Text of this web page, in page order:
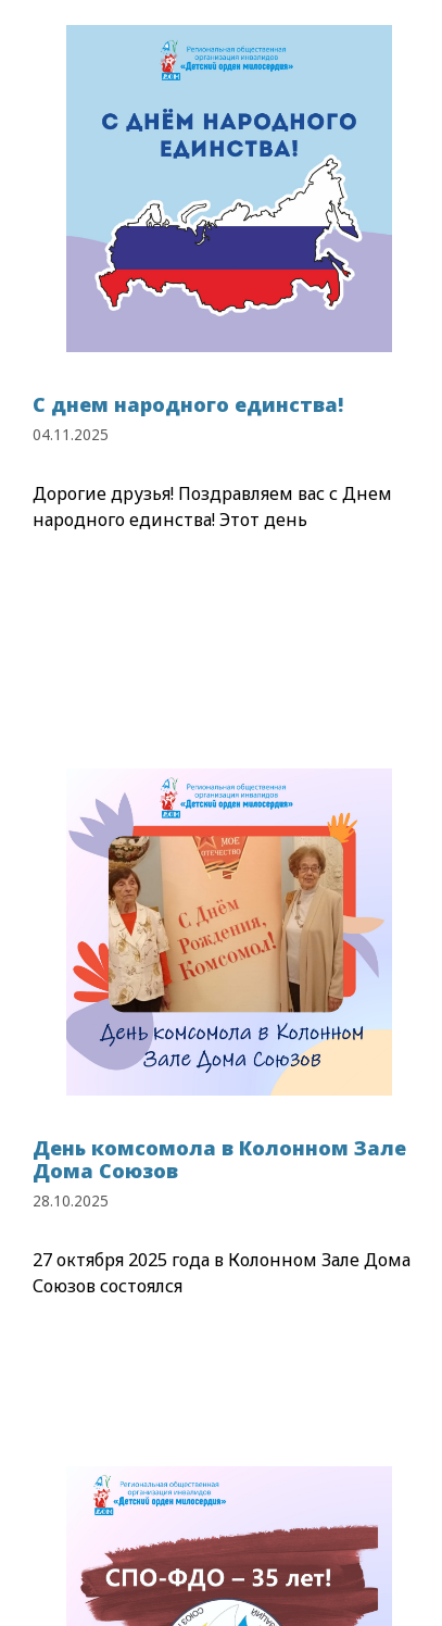
С днем народного единства!
04.11.2025
Дорогие друзья! Поздравляем вас с Днем
народного единства! Этот день
День комсомола в Колонном Зале
Дома Союзов
28.10.2025
27 октября 2025 года в Колонном Зале Дома
Союзов состоялся